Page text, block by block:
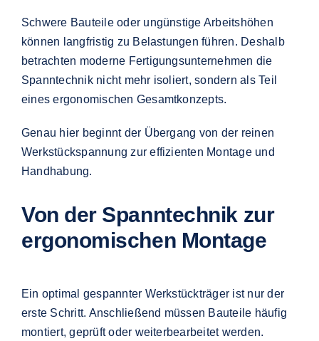
Schwere Bauteile oder ungünstige Arbeitshöhen
können langfristig zu Belastungen führen. Deshalb
betrachten moderne Fertigungsunternehmen die
Spanntechnik nicht mehr isoliert, sondern als Teil
eines ergonomischen Gesamtkonzepts.
Genau hier beginnt der Übergang von der reinen
Werkstückspannung zur effizienten Montage und
Handhabung.
Von der Spanntechnik zur
ergonomischen Montage
Ein optimal gespannter Werkstückträger ist nur der
erste Schritt. Anschließend müssen Bauteile häufig
montiert, geprüft oder weiterbearbeitet werden.